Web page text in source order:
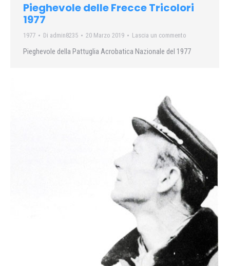
Pieghevole delle Frecce Tricolori
1977
1977 Di admin8235 20 Marzo 2019 Lascia un commento
Pieghevole della Pattuglia Acrobatica Nazionale del 1977